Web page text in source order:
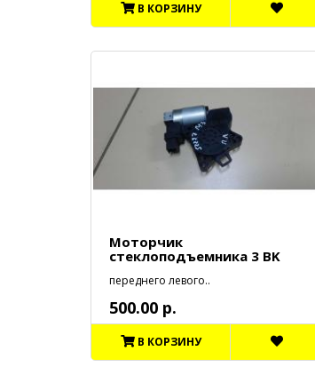
В КОРЗИНУ
Моторчик
стеклоподъемника 3 BK
переднего левого..
500.00 р.
В КОРЗИНУ